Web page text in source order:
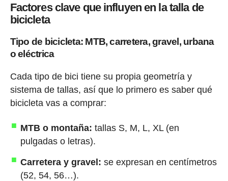
Factores clave que influyen en la talla de
bicicleta
Tipo de bicicleta: MTB, carretera, gravel, urbana
o eléctrica
Cada tipo de bici tiene su propia geometría y
sistema de tallas, así que lo primero es saber qué
bicicleta vas a comprar:
MTB o montaña: tallas S, M, L, XL (en
pulgadas o letras).
Carretera y gravel: se expresan en centímetros
(52, 54, 56…).